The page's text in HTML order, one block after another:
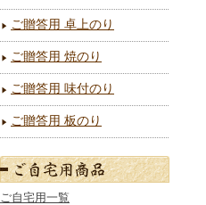
ご贈答用 卓上のり
ご贈答用 焼のり
ご贈答用 味付のり
ご贈答用 板のり
ご自宅用一覧